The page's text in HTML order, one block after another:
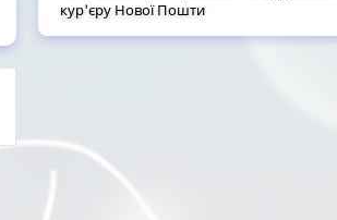
кур'єру Нової Пошти